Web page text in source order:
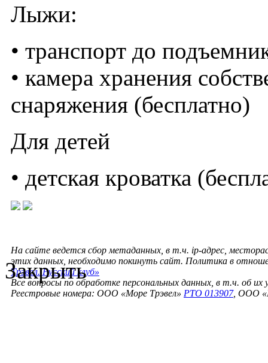
Лыжи:
• транспорт до
• камера хранения
снаряжения (бесплатно)
Для детей
• детская кроватка
На сайте ведется сбор метаданных, в т.ч. ip-адрес,
этих данных, необходимо покинуть сайт. Политика в
Трэвел. Русский клуб»
Все вопросы по обработке персональных данных, в т.ч. об их
Реестровые номера: ООО «Море Трэвел» РТО 013907, ООО
Закрыть